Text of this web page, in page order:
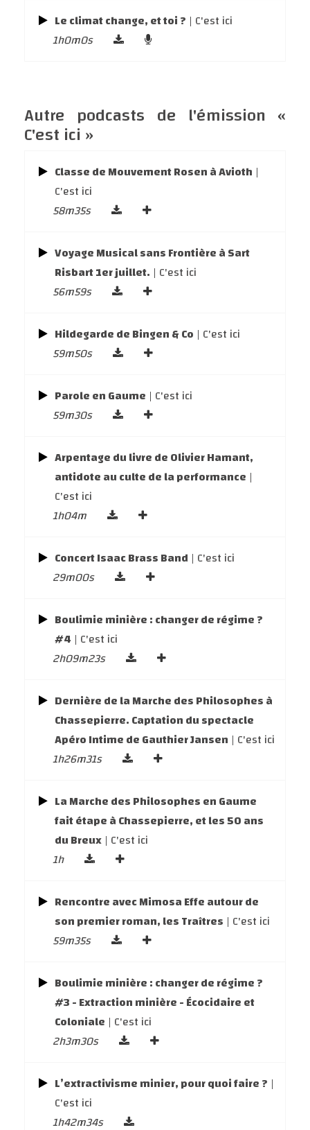
Le climat change, et toi ? | C'est ici
1h0m0s
Autre podcasts de l'émission «
C'est ici »
Classe de Mouvement Rosen à Avioth |
C'est ici
58m35s
Voyage Musical sans Frontière à Sart
Risbart 1er juillet. | C'est ici
56m59s
Hildegarde de Bingen & Co | C'est ici
59m50s
Parole en Gaume | C'est ici
59m30s
Arpentage du livre de Olivier Hamant,
antidote au culte de la performance |
C'est ici
1h04m
Concert Isaac Brass Band | C'est ici
29m00s
Boulimie minière : changer de régime ?
#4 | C'est ici
2h09m23s
Dernière de la Marche des Philosophes à
Chassepierre. Captation du spectacle
Apéro Intime de Gauthier Jansen | C'est ici
1h26m31s
La Marche des Philosophes en Gaume
fait étape à Chassepierre, et les 50 ans
du Breux | C'est ici
1h
Rencontre avec Mimosa Effe autour de
son premier roman, les Traîtres | C'est ici
59m35s
Boulimie minière : changer de régime ?
#3 - Extraction minière - Écocidaire et
Coloniale | C'est ici
2h3m30s
L’extractivisme minier, pour quoi faire ? |
C'est ici
1h42m34s